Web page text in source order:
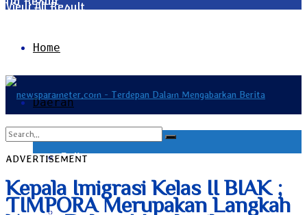
View All Result
Home
Daerah
Bali
Bangka Belitung
View All Result
ADVERTISEMENT
Kepala Imigrasi Kelas II BIAK ;
TIMPORA Merupakan Langkah